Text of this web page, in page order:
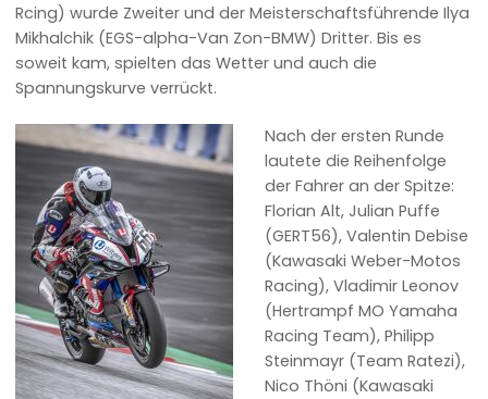
Rcing) wurde Zweiter und der Meisterschaftsführende Ilya
Mikhalchik (EGS-alpha-Van Zon-BMW) Dritter. Bis es
soweit kam, spielten das Wetter und auch die
Spannungskurve verrückt.
Nach der ersten Runde
lautete die Reihenfolge
der Fahrer an der Spitze:
Florian Alt, Julian Puffe
(GERT56), Valentin Debise
(Kawasaki Weber-Motos
Racing), Vladimir Leonov
(Hertrampf MO Yamaha
Racing Team), Philipp
Steinmayr (Team Ratezi),
Nico Thöni (Kawasaki